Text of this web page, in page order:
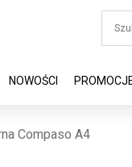
NOWOŚCI
Compaso A4